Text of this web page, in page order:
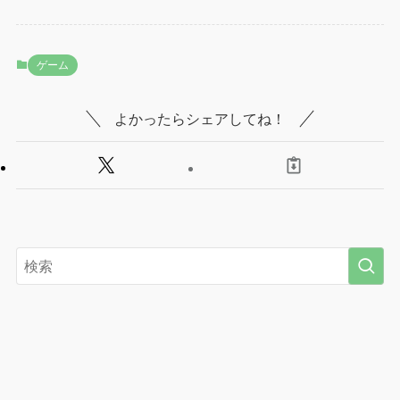
ゲーム
よかったらシェアしてね！